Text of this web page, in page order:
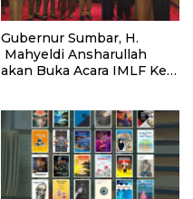
Gubernur Sumbar, H.
Mahyeldi Ansharullah
akan Buka Acara IMLF Ke-